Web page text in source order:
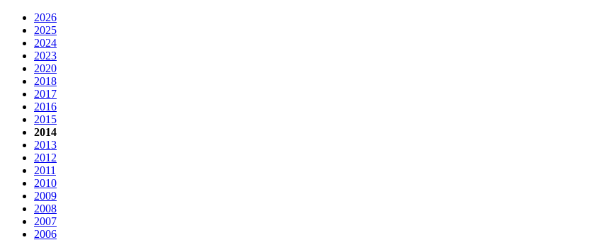
2026
2025
2024
2023
2020
2018
2017
2016
2015
2014
2013
2012
2011
2010
2009
2008
2007
2006